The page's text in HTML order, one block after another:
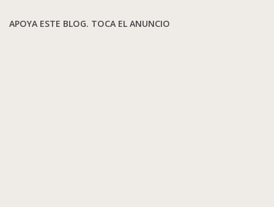
APOYA ESTE BLOG. TOCA EL ANUNCIO